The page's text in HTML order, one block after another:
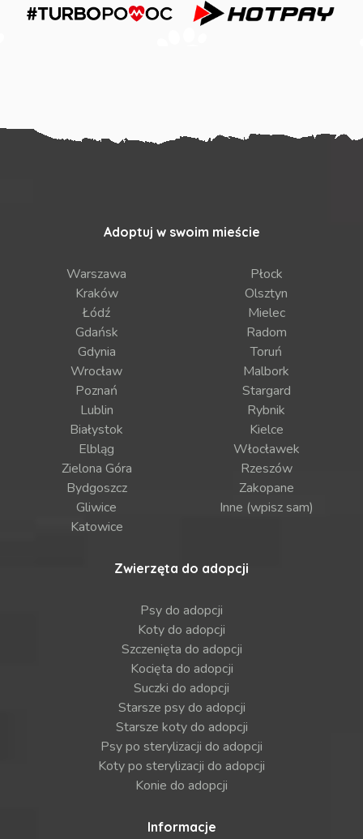
Adoptuj w swoim mieście
Warszawa
Kraków
Łódź
Gdańsk
Gdynia
Wrocław
Poznań
Lublin
Białystok
Elbląg
Zielona Góra
Bydgoszcz
Gliwice
Katowice
Płock
Olsztyn
Mielec
Radom
Toruń
Malbork
Stargard
Rybnik
Kielce
Włocławek
Rzeszów
Zakopane
Inne (wpisz sam)
Zwierzęta do adopcji
Psy do adopcji
Koty do adopcji
Szczenięta do adopcji
Kocięta do adopcji
Suczki do adopcji
Starsze psy do adopcji
Starsze koty do adopcji
Psy po sterylizacji do adopcji
Koty po sterylizacji do adopcji
Konie do adopcji
Informacje